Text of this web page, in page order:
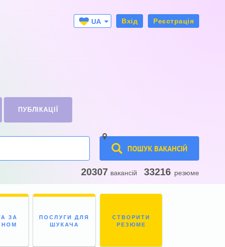
UA
Вхід Реєстрація
ПУБЛІКАЦІЇ
ПОШУК ВАКАНСІЙ
20307 вакансій 33216 резюме
ЗА
ПОСЛУГИ ДЛЯ
ШУКАЧА
СТВОРИТИ
РЕЗЮМЕ